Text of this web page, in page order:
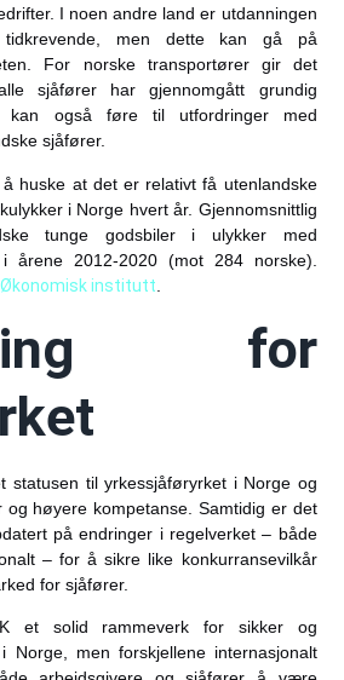
I noen andre land er utdanningen
men dette kan gå på
For norske transportører gir det
sjåfører har gjennomgått grundig
kan også føre til utfordringer med
sjåfører.
huske at det er relativt få utenlandske
i Norge hvert år. Gjennomsnittlig
tunge godsbiler i ulykker med
årene 2012-2020 (mot 284 norske)
institutt
for
statusen til yrkessjåføryrket i Norge og
høyere kompetanse. Samtidig er det
på endringer i regelverket – både
– for å sikre like konkurransevilkår
for sjåfører.
et solid rammeverk for sikker og
Norge, men forskjellene internasjonalt